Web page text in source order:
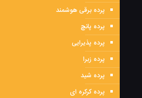
پرده برقی هوشمند
پرده پانچ
پرده پذیرایی
پرده زبرا
پرده شید
پرده کرکره ای